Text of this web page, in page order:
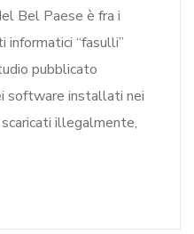
Bel Paese è fra i
“fasulli”
pubblicato
software installati nei
illegalmente,